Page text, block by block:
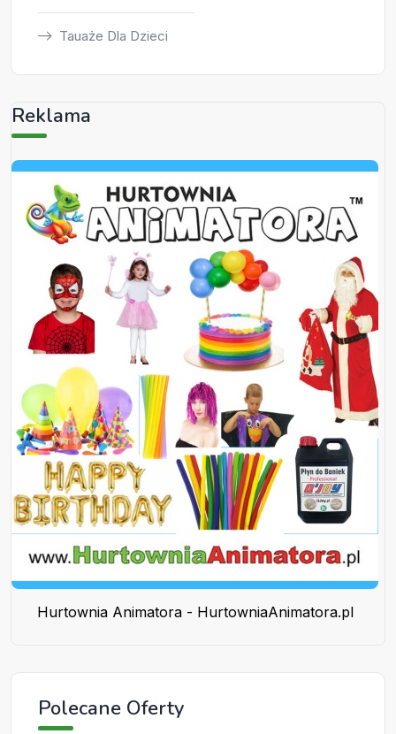
Tauaże Dla Dzieci
Reklama
Hurtownia Animatora - HurtowniaAnimatora.pl
Polecane Oferty